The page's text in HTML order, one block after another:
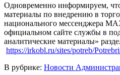
Одновременно информируем,
материалы по внедрению в
национального мессенджера
официальном сайте службы в
аналитические материалы»
https://irkobl.ru/sites/potreb/
В рубрике: Новости